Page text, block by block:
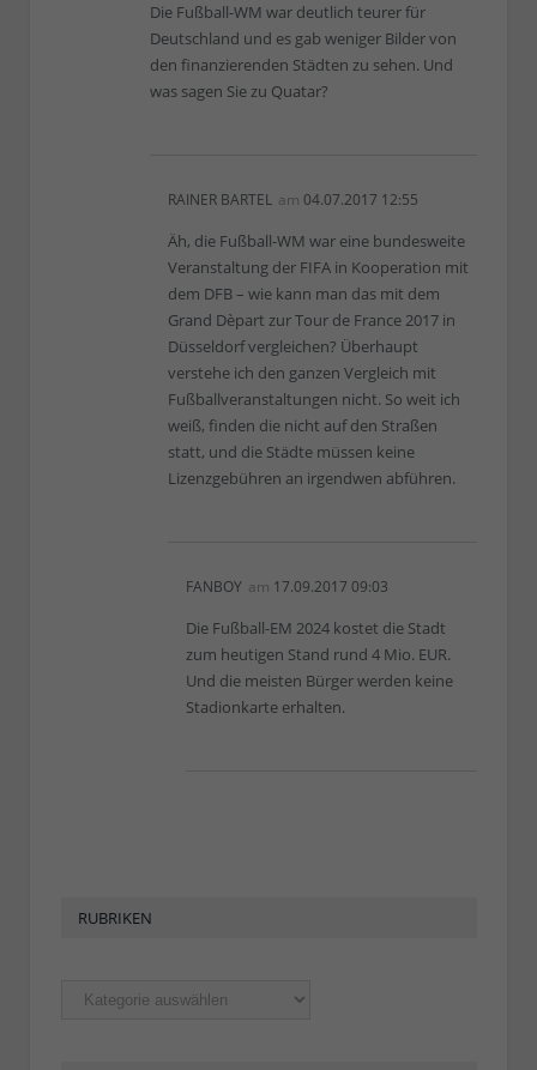
Die Fußball-WM war deutlich teurer für
Deutschland und es gab weniger Bilder von
den finanzierenden Städten zu sehen. Und
was sagen Sie zu Quatar?
RAINER BARTEL am 04.07.2017 12:55
Äh, die Fußball-WM war eine bundesweite
Veranstaltung der FIFA in Kooperation mit
dem DFB – wie kann man das mit dem
Grand Dèpart zur Tour de France 2017 in
Düsseldorf vergleichen? Überhaupt
verstehe ich den ganzen Vergleich mit
Fußballveranstaltungen nicht. So weit ich
weiß, finden die nicht auf den Straßen
statt, und die Städte müssen keine
Lizenzgebühren an irgendwen abführen.
FANBOY am 17.09.2017 09:03
Die Fußball-EM 2024 kostet die Stadt
zum heutigen Stand rund 4 Mio. EUR.
Und die meisten Bürger werden keine
Stadionkarte erhalten.
RUBRIKEN
Rubriken